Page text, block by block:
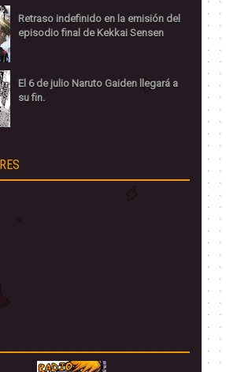
Retraso indefinido en la emisión del
episodio final de Kekkai Sensen
El 6 de julio Naruto Gaiden llegará a
su fin.